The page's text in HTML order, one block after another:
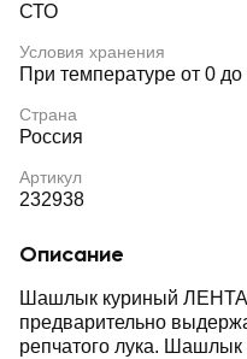
СТО
Условия хранения
При температуре от 0 до
Страна
Россия
Артикул
232938
Описание
Шашлык куриный ЛЕНТА
предварительно
репчатого лука.